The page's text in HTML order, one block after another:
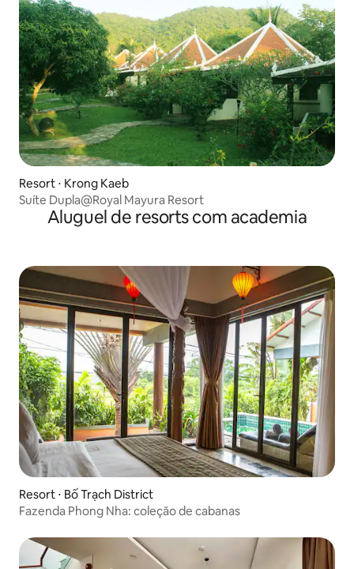
Resort ⋅ Krong Kaeb
Suíte Dupla@Royal Mayura Resort
Aluguel de resorts com academia
Resort ⋅ Bố Trạch District
Fazenda Phong Nha: coleção de cabanas